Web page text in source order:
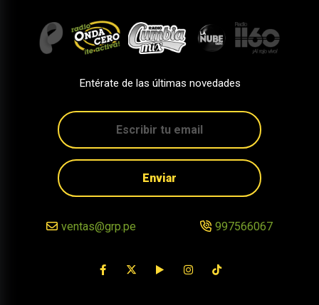
Entérate de las últimas novedades
Enviar
ventas@grp.pe 997566067